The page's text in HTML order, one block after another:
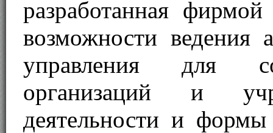
разработанная
возможности ведения
управления для
организаций и
деятельности и